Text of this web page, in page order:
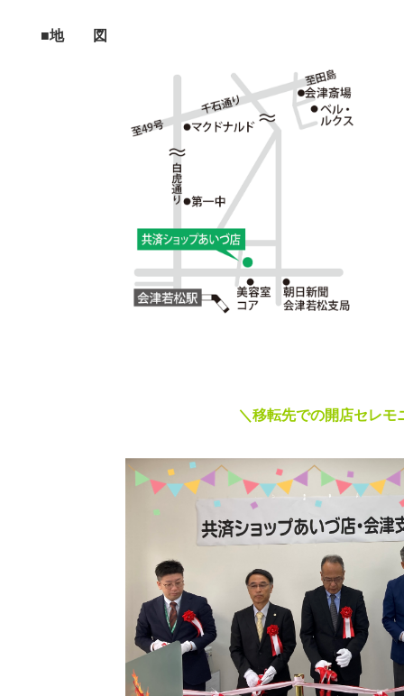
■地 図
＼移転先での開店セレモ